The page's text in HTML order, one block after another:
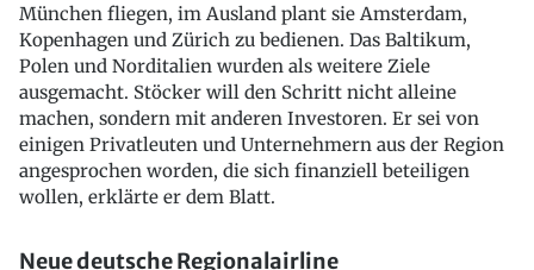
München fliegen, im Ausland plant sie Amsterdam,
Kopenhagen und Zürich zu bedienen. Das Baltikum,
Polen und Norditalien wurden als weitere Ziele
ausgemacht. Stöcker will den Schritt nicht alleine
machen, sondern mit anderen Investoren. Er sei von
einigen Privatleuten und Unternehmern aus der Region
angesprochen worden, die sich finanziell beteiligen
wollen, erklärte er dem Blatt.
Neue deutsche Regionalairline